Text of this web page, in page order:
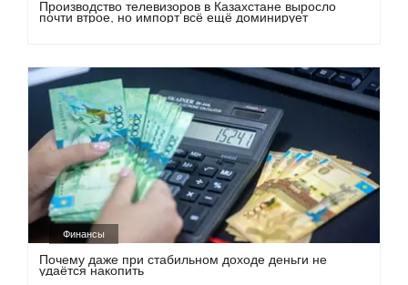
Производство телевизоров в Казахстане выросло
почти втрое, но импорт всё ещё доминирует
Финансы
Почему даже при стабильном доходе деньги не
удаётся накопить